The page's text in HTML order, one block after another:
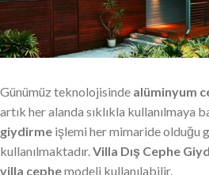
Günümüz teknolojisinde alüminyum
artık her alanda sıklıkla kullanılmaya
giydirme işlemi her mimaride olduğu
kullanılmaktadır. Villa Dış Cephe
villa cephemodeli kullanılabilir.